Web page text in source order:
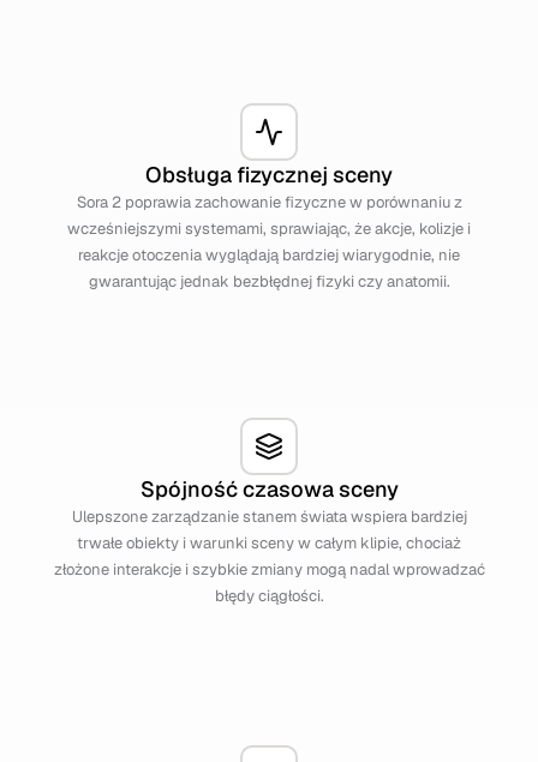
Obsługa fizycznej sceny
Sora 2 poprawia zachowanie fizyczne w porównaniu z
wcześniejszymi systemami, sprawiając, że akcje, kolizje i
reakcje otoczenia wyglądają bardziej wiarygodnie, nie
gwarantując jednak bezbłędnej fizyki czy anatomii.
Spójność czasowa sceny
Ulepszone zarządzanie stanem świata wspiera bardziej
trwałe obiekty i warunki sceny w całym klipie, chociaż
złożone interakcje i szybkie zmiany mogą nadal wprowadzać
błędy ciągłości.